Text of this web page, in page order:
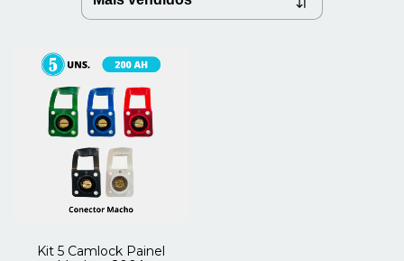
Kit 5 Camlock Painel